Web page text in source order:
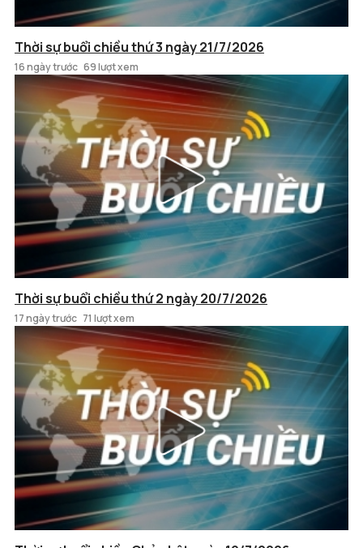
Thời sự buổi chiều thứ 3 ngày 21/7/2026
16 ngày trước 69 lượt xem
Thời sự buổi chiều thứ 2 ngày 20/7/2026
17 ngày trước 71 lượt xem